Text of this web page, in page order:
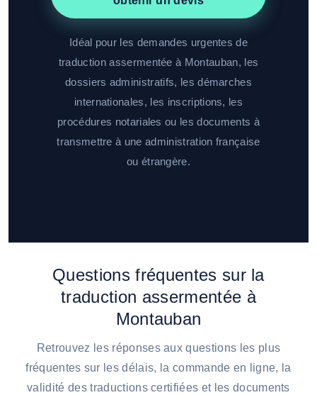
Idéal pour les demandes urgentes de
traduction assermentée à Montauban, les
dossiers administratifs, les démarches
internationales, les inscriptions, les
procédures notariales ou les documents à
transmettre à une administration française
ou étrangère.
Questions fréquentes sur la
traduction assermentée à
Montauban
Retrouvez les réponses aux questions les plus
fréquentes sur les délais, la commande en ligne, la
validité des traductions certifiées et les documents